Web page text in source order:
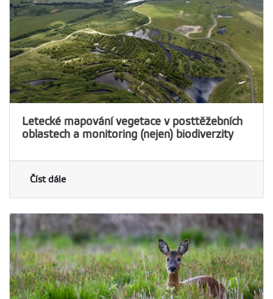
Letecké mapování vegetace v posttěžebních
oblastech a monitoring (nejen) biodiverzity
Číst dále